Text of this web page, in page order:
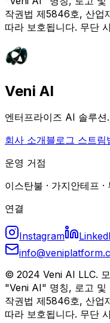
작권법 제5846호, 산업
따라 보호됩니다. 무단
Veni AI
엔터프라이즈 AI 솔루션.
회사 소개블로그 스트림
운영 거점
이스탄불 · 가지안테프 ·
연결
Instagram
© 2024 Veni AI LLC.
"Veni AI" 명칭, 로고 및
작권법 제5846호, 산업
따라 보호됩니다. 무단